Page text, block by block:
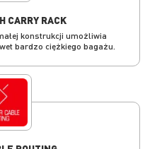
CARRY RACK
konstrukcji umożliwia
bardzo ciężkiego bagażu.